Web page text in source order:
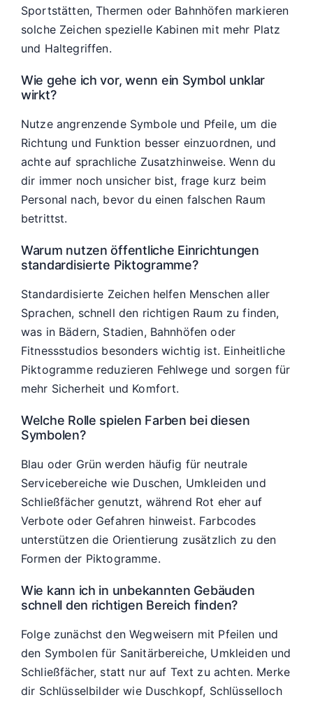
Sportstätten, Thermen oder Bahnhöfen markieren
solche Zeichen spezielle Kabinen mit mehr Platz
und Haltegriffen.
Wie gehe ich vor, wenn ein Symbol unklar
wirkt?
Nutze angrenzende Symbole und Pfeile, um die
Richtung und Funktion besser einzuordnen, und
achte auf sprachliche Zusatzhinweise. Wenn du
dir immer noch unsicher bist, frage kurz beim
Personal nach, bevor du einen falschen Raum
betrittst.
Warum nutzen öffentliche Einrichtungen
standardisierte Piktogramme?
Standardisierte Zeichen helfen Menschen aller
Sprachen, schnell den richtigen Raum zu finden,
was in Bädern, Stadien, Bahnhöfen oder
Fitnessstudios besonders wichtig ist. Einheitliche
Piktogramme reduzieren Fehlwege und sorgen für
mehr Sicherheit und Komfort.
Welche Rolle spielen Farben bei diesen
Symbolen?
Blau oder Grün werden häufig für neutrale
Servicebereiche wie Duschen, Umkleiden und
Schließfächer genutzt, während Rot eher auf
Verbote oder Gefahren hinweist. Farbcodes
unterstützen die Orientierung zusätzlich zu den
Formen der Piktogramme.
Wie kann ich in unbekannten Gebäuden
schnell den richtigen Bereich finden?
Folge zunächst den Wegweisern mit Pfeilen und
den Symbolen für Sanitärbereiche, Umkleiden und
Schließfächer, statt nur auf Text zu achten. Merke
dir Schlüsselbilder wie Duschkopf, Schlüsselloch